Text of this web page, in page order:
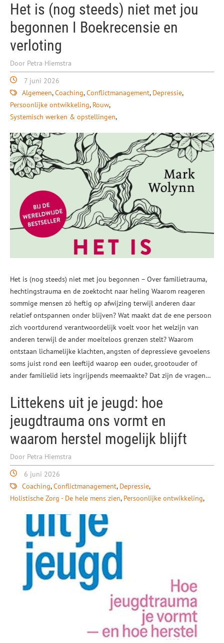
Het is (nog steeds) niet met jou
begonnen I Boekrecensie en
verloting
Door Petra Hiemstra
7 juni 2026
Algemeen Coaching Conflictmanagement Depressie
Persoonlijke ontwikkeling Rouw
Systemisch werken & opstellingen
Het is (nog steeds) niet met jou begonnen – Over familietrauma,
hechtingstrauma en de zoektocht naar heling Waarom reageren
sommige mensen zó heftig op afwijzing terwijl anderen daar
relatief ontspannen onder blijven? Wat maakt dat de ene persoon
zich voortdurend verantwoordelijk voelt voor het welzijn van
anderen terwijl de ander moeiteloos grenzen stelt? Waarom
ontstaan lichamelijke klachten, angsten of depressieve gevoelens
soms juist rond een leeftijd waarop een ouder, grootouder of
ander familielid iets ingrijpends meemaakte? Dat zijn de vragen…
Littekens uit je jeugd: hoe
jeugdtrauma ons vormt en
waarom herstel mogelijk blijft
Door Petra Hiemstra
6 juni 2026
Coaching Conflictmanagement Depressie
Holistische Zorg - De hele mens zien Persoonlijke ontwikkeling